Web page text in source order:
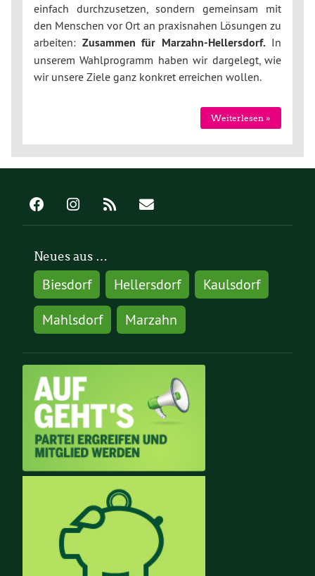
einfach durchzusetzen, sondern gemeinsam mit
den Menschen vor Ort an praxisnahen Lösungen zu
arbeiten: Zusammen für Marzahn-Hellersdorf.In
unserem Wahlprogramm haben wir dargelegt, wie
wir unsere Ziele ganz konkret erreichen wollen.
Weiterlesen »
Neues aus …
Biesdorf Hellersdorf
Kaulsdorf
Mahlsdorf
Marzahn